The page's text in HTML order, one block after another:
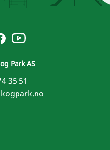
& Park instagram
Leg & Park facebook
Norsk Leg & Park youtube
Park AS
35 51